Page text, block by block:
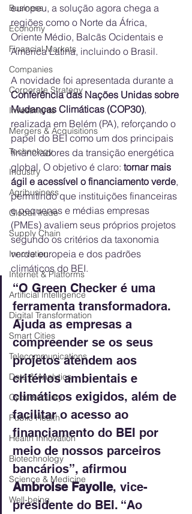
Business
Economy
Financial Markets
Companies
Corporate Strategy
Investments
Mergers & Acquisitions
Technology
Industry
Agribusiness
Global Trade
Supply Chain
Innovation
Internet & Platforms
Artificial Intelligence
Digital Transformation
Smart Cities
Telecommunications
Data & Analytics
Cybersecurity
Public Health
Health Innovation
Biotechnology
Science & Medicine
Well-being
europeu, a solução agora chega a
regiões como o Norte da África,
Oriente Médio, Balcãs Ocidentais e
América Latina, incluindo o Brasil.
A novidade foi apresentada durante a
Conferência das Nações Unidas sobre
Mudanças Climáticas (COP30),
realizada em Belém (PA), reforçando o
papel do BEI como um dos principais
financiadores da transição energética
global. O objetivo é claro: tornar mais
ágil e acessível o financiamento verde,
permitindo que instituições financeiras
e pequenas e médias empresas
(PMEs) avaliem seus próprios projetos
segundo os critérios da taxonomia
verde europeia e dos padrões
climáticos do BEI.
“O Green Checker é uma
ferramenta transformadora.
Ajuda as empresas a
compreender se os seus
projetos atendem aos
critérios ambientais e
climáticos exigidos, além de
facilitar o acesso ao
financiamento do BEI por
meio de nossos parceiros
bancários”, afirmou
Ambroise Fayolle, vice-
presidente do BEI. “Ao